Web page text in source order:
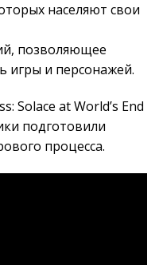
населяют свои
позволяющее
игры и персонажей.
Solace at World’s End
подготовили
процесса.